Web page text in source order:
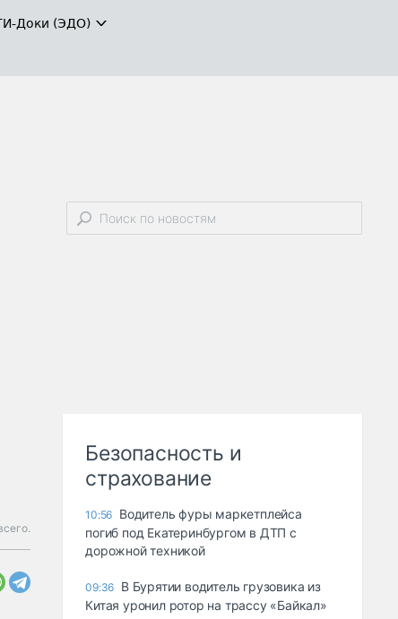
Доки (ЭДО)
Безопасность и
страхование
10:56 Водитель фуры маркетплейса
погиб под Екатеринбургом в ДТП с
дорожной техникой
09:36 В Бурятии водитель грузовика из
Китая уронил ротор на трассу «Байкал»